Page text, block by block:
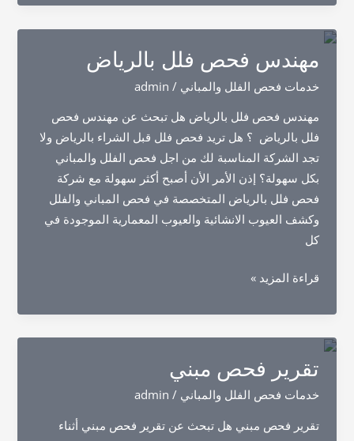
مباني
بالدمام
مهندس فحص فلل بالرياض
خدمات فحص الفلل والمباني /
admin
مهندس فحص فلل بالرياض هل تبحث عن مهندس فحص
فلل بالرياض ؟ هل تريد فحص فلل قبل الشراء بالرياض ولا
تجد الشركة المناسبة لك من اجل فحص الفلل والمباني
بكل سهولة؟ إذن الأمر الأن أصبح أكثر سهولة مع شركة
فحص فلل بالرياض المتخصصة في فحص المباني والفلل
وكشف العيوب الانشائية والعيوب المعمارية الموجودة في
كل
مهندس
فلل
بالرياض
قراءة المزيد »
تقرير فحص مبني
خدمات فحص الفلل والمباني /
admin
تقرير فحص مبني هل تبحث عن تقرير فحص مبني أثناء